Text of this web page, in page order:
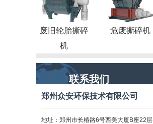
废旧轮胎撕碎
机
危废撕碎机
联系我们
郑州众安环保技术有限公司
地址：郑州市长椿路6号西美大厦B座22层